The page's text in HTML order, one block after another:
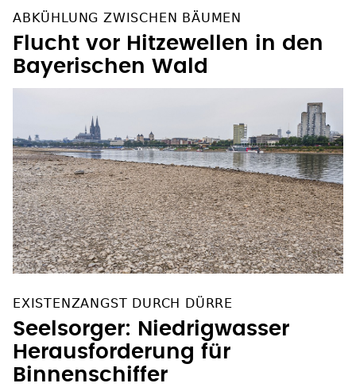
ABKÜHLUNG ZWISCHEN BÄUMEN
Flucht vor Hitzewellen in den
Bayerischen Wald
EXISTENZANGST DURCH DÜRRE
Seelsorger: Niedrigwasser
Herausforderung für
Binnenschiffer